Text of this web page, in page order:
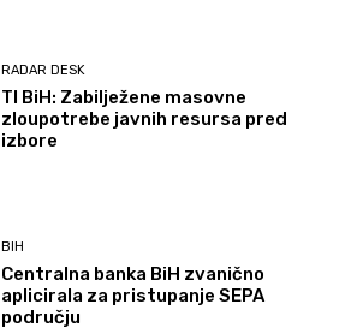
RADAR DESK
TI BiH: Zabilježene masovne
zloupotrebe javnih resursa pred
izbore
BIH
Centralna banka BiH zvanično
aplicirala za pristupanje SEPA
području